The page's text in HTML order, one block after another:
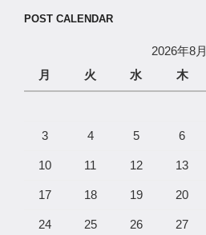
POST CALENDAR
2026年8月
月
火 水 木
3 4 5 6
10 11 12 13
17 18 19 20
24 25 26 27